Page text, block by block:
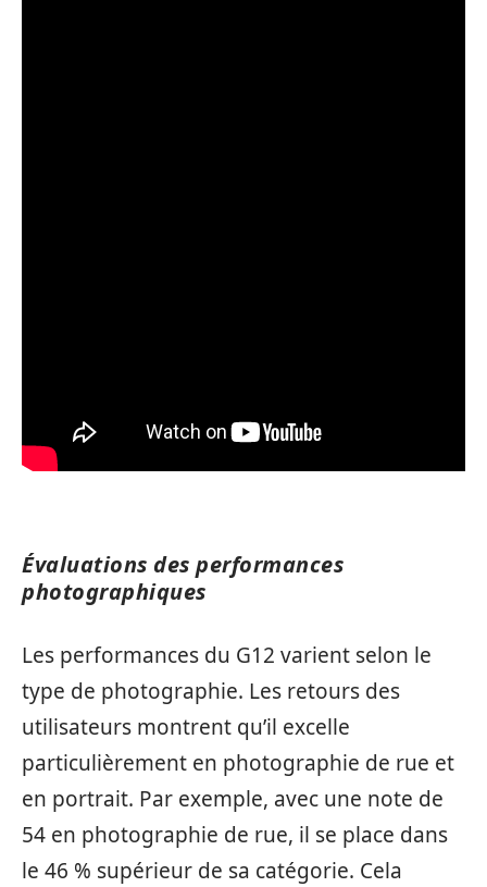
Évaluations des performances
photographiques
Les performances du G12 varient selon le
type de photographie. Les retours des
utilisateurs montrent qu’il excelle
particulièrement en photographie de rue et
en portrait. Par exemple, avec une note de
54 en photographie de rue, il se place dans
le 46 % supérieur de sa catégorie. Cela